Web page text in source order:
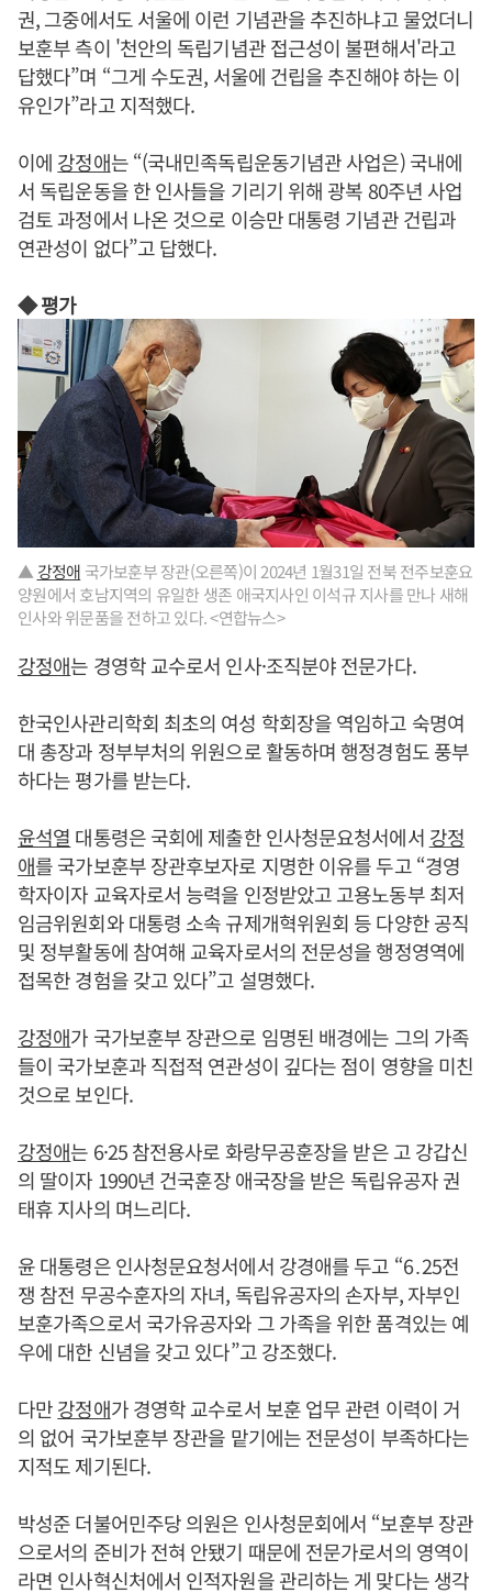
권, 그중에서도 서울에 이런 기념관을 추진하냐고 물었더니
보훈부 측이 '천안의 독립기념관 접근성이 불편해서'라고
답했다”며 “그게 수도권, 서울에 건립을 추진해야 하는 이
유인가”라고 지적했다.
이에 강정애는 “(국내민족독립운동기념관 사업은) 국내에
서 독립운동을 한 인사들을 기리기 위해 광복 80주년 사업
검토 과정에서 나온 것으로 이승만 대통령 기념관 건립과
연관성이 없다”고 답했다.
◆ 평가
▲ 강정애 국가보훈부 장관(오른쪽)이 2024년 1월31일 전북 전주보훈요
양원에서 호남지역의 유일한 생존 애국지사인 이석규 지사를 만나 새해
인사와 위문품을 전하고 있다. <연합뉴스>
강정애는 경영학 교수로서 인사·조직분야 전문가다.
한국인사관리학회 최초의 여성 학회장을 역임하고 숙명여
대 총장과 정부부처의 위원으로 활동하며 행정경험도 풍부
하다는 평가를 받는다.
윤석열 대통령은 국회에 제출한 인사청문요청서에서 강정
애를 국가보훈부 장관후보자로 지명한 이유를 두고 “경영
학자이자 교육자로서 능력을 인정받았고 고용노동부 최저
임금위원회와 대통령 소속 규제개혁위원회 등 다양한 공직
및 정부활동에 참여해 교육자로서의 전문성을 행정영역에
접목한 경험을 갖고 있다”고 설명했다.
강정애가 국가보훈부 장관으로 임명된 배경에는 그의 가족
들이 국가보훈과 직접적 연관성이 깊다는 점이 영향을 미친
것으로 보인다.
강정애는 6·25 참전용사로 화랑무공훈장을 받은 고 강갑신
의 딸이자 1990년 건국훈장 애국장을 받은 독립유공자 권
태휴 지사의 며느리다.
윤 대통령은 인사청문요청서에서 강경애를 두고 “6․25전
쟁 참전 무공수훈자의 자녀, 독립유공자의 손자부, 자부인
보훈가족으로서 국가유공자와 그 가족을 위한 품격있는 예
우에 대한 신념을 갖고 있다”고 강조했다.
다만강정애가 경영학 교수로서 보훈 업무 관련 이력이 거
의 없어 국가보훈부 장관을 맡기에는 전문성이 부족하다는
지적도 제기된다.
박성준 더불어민주당 의원은 인사청문회에서 “보훈부 장관
으로서의 준비가 전혀 안됐기 때문에 전문가로서의 영역이
라면 인사혁신처에서 인적자원을 관리하는 게 맞다는 생각